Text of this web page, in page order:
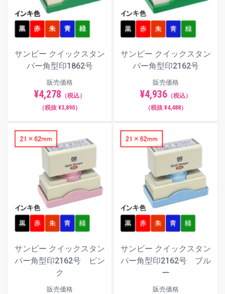
サンビー クイックスタン
パー角型印1862号
販売価格
¥4,278 （税込）
（税抜 ¥3,890）
サンビー クイックスタン
パー角型印2162号
販売価格
¥4,936（税込）
（税抜 ¥4,488）
サンビー クイックスタン
パー角型印2162号 ピン
ク
販売価格
サンビー クイックスタン
パー角型印2162号 ブル
ー
販売価格